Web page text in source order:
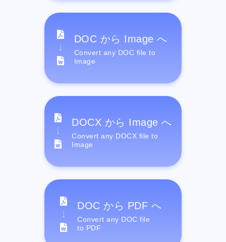
DOC から Image へ
Convert any DOC file to
Image
DOCX から Image へ
Convert any DOCX file to
Image
DOC から PDF へ
Convert any DOC file
to PDF